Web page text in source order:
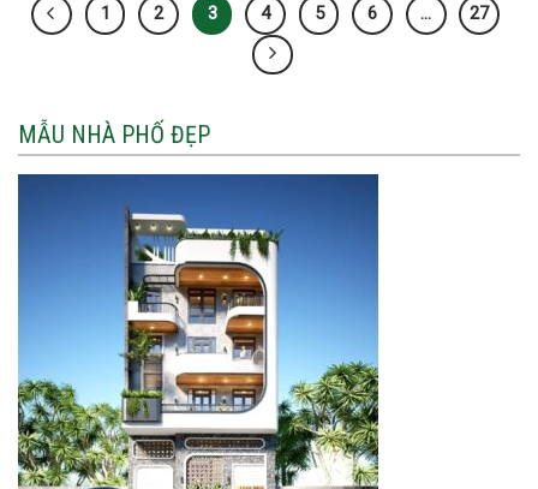
1 2 3 4 5 6 … 27
MẪU NHÀ PHỐ ĐẸP